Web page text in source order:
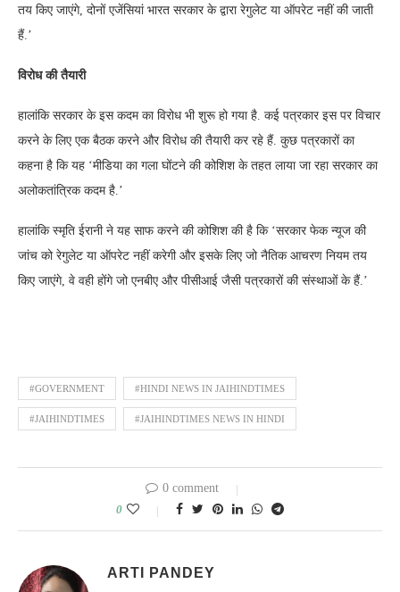
तय किए जाएंगे, दोनों एजेंसियां भारत सरकार के द्वारा रेगुलेट या ऑपरेट नहीं की जाती
हैं.’
विरोध की तैयारी
हालांकि सरकार के इस कदम का विरोध भी शुरू हो गया है. कई पत्रकार इस पर विचार
करने के लिए एक बैठक करने और विरोध की तैयारी कर रहे हैं. कुछ पत्रकारों का
कहना है कि यह ‘मीडिया का गला घोंटने की कोशिश के तहत लाया जा रहा सरकार का
अलोकतांत्रिक कदम है.’
हालांकि स्मृति ईरानी ने यह साफ करने की कोशिश की है कि ‘सरकार फेक न्यूज की
जांच को रेगुलेट या ऑपरेट नहीं करेगी और इसके लिए जो नैतिक आचरण नियम तय
किए जाएंगे, वे वही होंगे जो एनबीए और पीसीआई जैसी पत्रकारों की संस्थाओं के हैं.’
#GOVERNMENT #HINDI NEWS IN JAIHINDTIMES
#JAIHINDTIMES #JAIHINDTIMES NEWS IN HINDI
0 comment
0
ARTI PANDEY